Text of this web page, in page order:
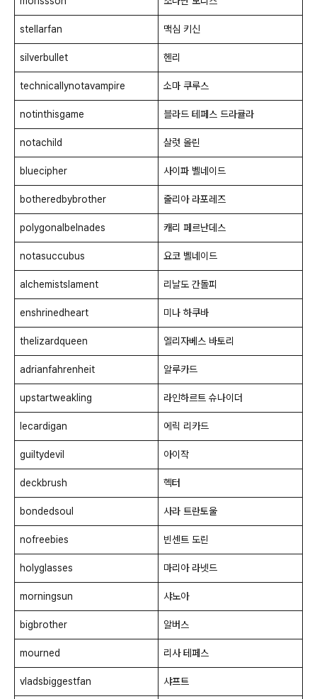
stellarfan 맥심 키신
silverbullet 헨리
technicallynotavampire 소마 쿠루스
notinthisgame 블라드 테페스 드라큘라
notachild 살럿 올린
bluecipher 사이파 벨네이드
botheredbybrother 줄리아 라포레즈
polygonalbelnades 캐리 페르난데스
notasuccubus 요코 벨네이드
alchemistslament 리날도 간돌피
enshrinedheart 미나 하쿠바
thelizardqueen 엘리자베스 바토리
adrianfahrenheit 알루카드
upstartweakling 라인하르트 슈나이더
lecardigan 에릭 리카드
guiltydevil 아이작
deckbrush 헥터
bondedsoul 사라 트란토울
nofreebies 빈센트 도린
holyglasses 마리아 라넷드
morningsun 샤노아
bigbrother 알버스
mourned 리사 테페스
vladsbiggestfan 샤프트